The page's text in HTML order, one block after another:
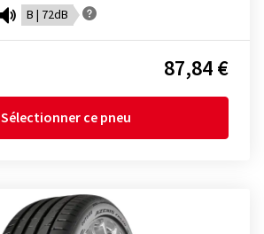
B | 72dB
87,84 €
Sélectionner ce pneu